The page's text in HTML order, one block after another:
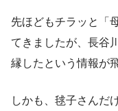
先ほどもチラッと「
てきましたが、長谷
縁した という情報が
しかも、 毬子さんだ